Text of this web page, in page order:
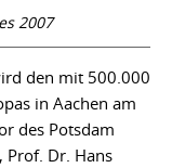
2007
den mit 500.000
in Aachen am
des Potsdam
Prof. Dr. Hans